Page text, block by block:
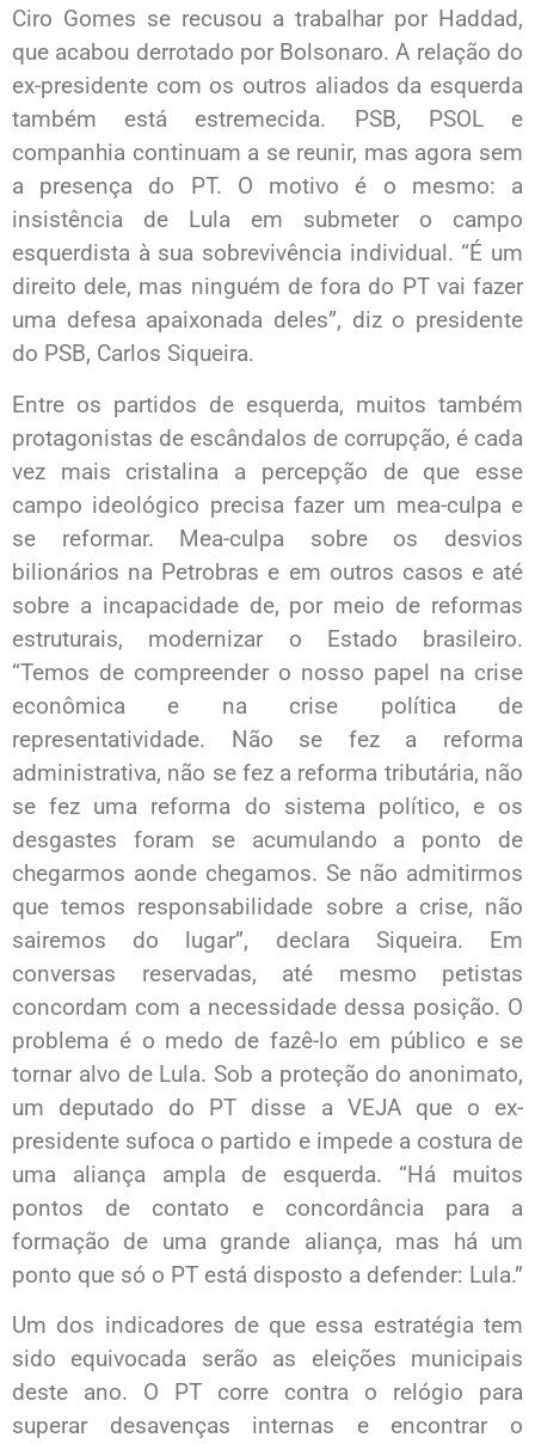
Ciro Gomes se recusou a trabalhar por Haddad,
que acabou derrotado por Bolsonaro. A relação do
ex-presidente com os outros aliados da esquerda
também está estremecida. PSB, PSOL e
companhia continuam a se reunir, mas agora sem
a presença do PT. O motivo é o mesmo: a
insistência de Lula em submeter o campo
esquerdista à sua sobrevivência individual. “É um
direito dele, mas ninguém de fora do PT vai fazer
uma defesa apaixonada deles”, diz o presidente
do PSB, Carlos Siqueira.
Entre os partidos de esquerda, muitos também
protagonistas de escândalos de corrupção, é cada
vez mais cristalina a percepção de que esse
campo ideológico precisa fazer um mea-culpa e
se reformar. Mea-culpa sobre os desvios
bilionários na Petrobras e em outros casos e até
sobre a incapacidade de, por meio de reformas
estruturais, modernizar o Estado brasileiro.
“Temos de compreender o nosso papel na crise
econômica e na crise política de
representatividade. Não se fez a reforma
administrativa, não se fez a reforma tributária, não
se fez uma reforma do sistema político, e os
desgastes foram se acumulando a ponto de
chegarmos aonde chegamos. Se não admitirmos
que temos responsabilidade sobre a crise, não
sairemos do lugar”, declara Siqueira. Em
conversas reservadas, até mesmo petistas
concordam com a necessidade dessa posição. O
problema é o medo de fazê-lo em público e se
tornar alvo de Lula. Sob a proteção do anonimato,
um deputado do PT disse a VEJA que o ex-
presidente sufoca o partido e impede a costura de
uma aliança ampla de esquerda. “Há muitos
pontos de contato e concordância para a
formação de uma grande aliança, mas há um
ponto que só o PT está disposto a defender: Lula.”
Um dos indicadores de que essa estratégia tem
sido equivocada serão as eleições municipais
deste ano. O PT corre contra o relógio para
superar desavenças internas e encontrar o